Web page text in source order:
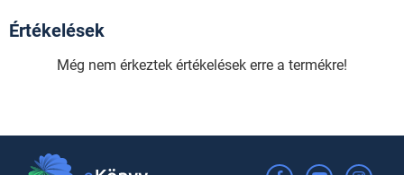
Értékelések
Még nem érkeztek értékelések erre a termékre!